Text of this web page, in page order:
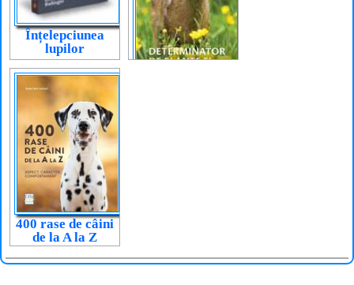
Înțelepciunea
lupilor
400 rase de câini
de la A la Z